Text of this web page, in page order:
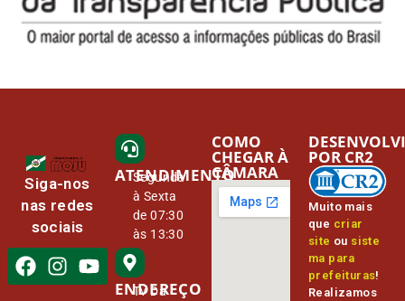
Siga-nos
nas redes
sociais
ATENDIMENTO
Segunda
à Sexta
de 07:30
às 13:30
ENDEREÇO
Tv Da
COMO
CHEGAR À
CÂMARA
Muito mais
que criar
site ou siste
ma para
prefeituras!
Realizamos
POR CR2